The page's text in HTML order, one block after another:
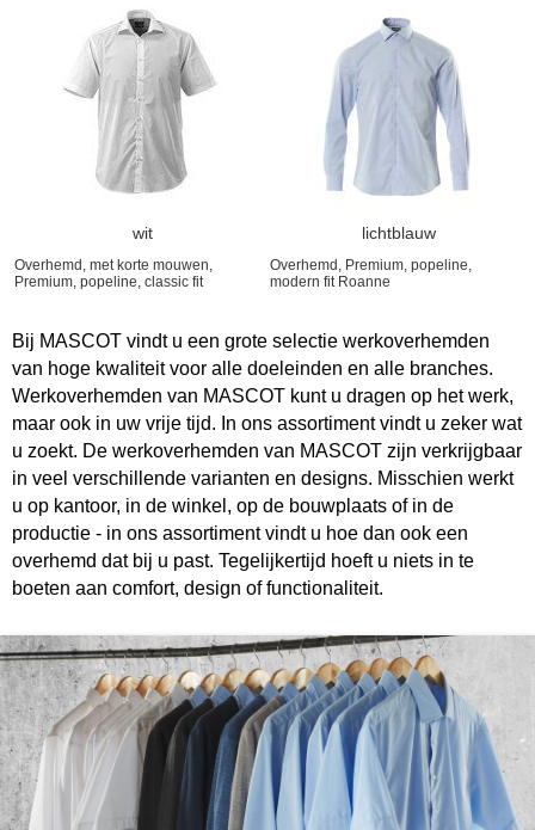
wit
Overhemd, met korte mouwen,
Premium, popeline, classic fit
lichtblauw
Overhemd, Premium, popeline,
modern fit Roanne
Bij MASCOT vindt u een grote selectie werkoverhemden
van hoge kwaliteit voor alle doeleinden en alle branches.
Werkoverhemden van MASCOT kunt u dragen op het werk,
maar ook in uw vrije tijd. In ons assortiment vindt u zeker wat
u zoekt. De werkoverhemden van MASCOT zijn verkrijgbaar
in veel verschillende varianten en designs. Misschien werkt
u op kantoor, in de winkel, op de bouwplaats of in de
productie - in ons assortiment vindt u hoe dan ook een
overhemd dat bij u past. Tegelijkertijd hoeft u niets in te
boeten aan comfort, design of functionaliteit.